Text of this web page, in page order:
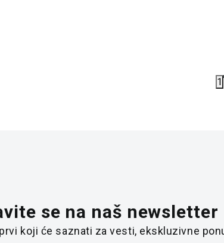
1
se na naš newsletter
koji će saznati za vesti, ekskluzivne